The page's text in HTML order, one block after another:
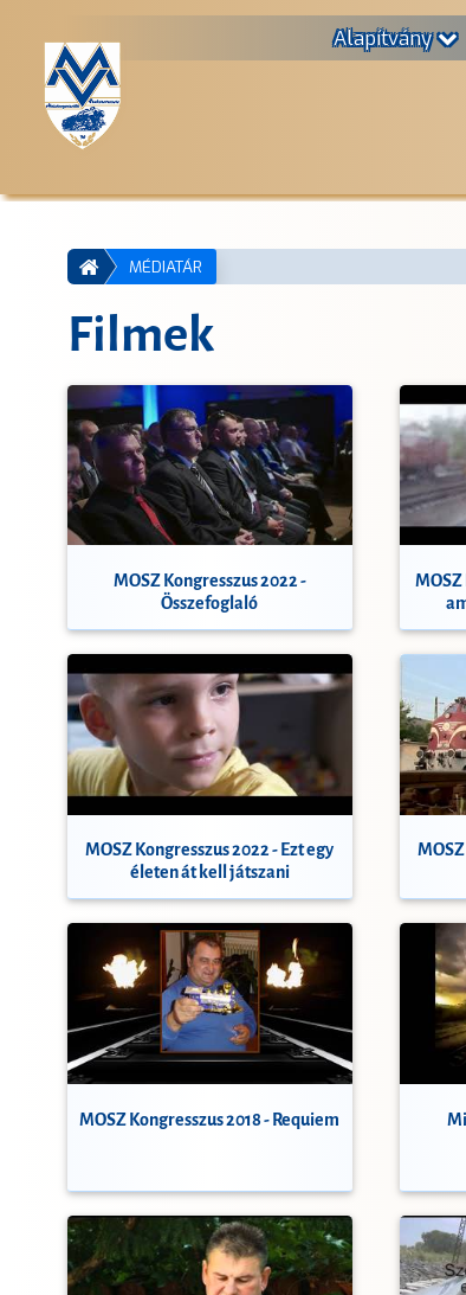
Alapítvány
MÉDIATÁR
Filmek
MOSZ Kongresszus 2022 -
Összefoglaló
MOSZ
MOSZ Kongresszus 2022 - Ezt egy
életen át kell játszani
MOSZ Kongresszus 2018 - Requiem